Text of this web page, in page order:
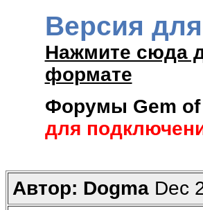
Версия
Нажмите сюда
формате
Форумы Gem
для
Автор: Dogma Dec